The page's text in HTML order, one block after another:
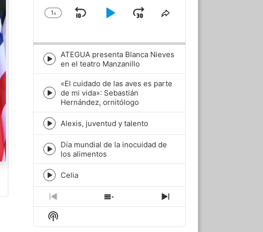
Change
1x
SkipPlayJumpShare
Episode
play
icon
ATEGUA presenta Blanca Nieves
en el teatro Manzanillo
Episode
play
icon
«El cuidado de las aves es parte
de mi vida»: Sebastián
Hernández, ornitólogo
Episode
play
icon
Alexis, juventud y talento
Episode
play
icon
Día mundial de la inocuidad de
los alimentos
Episode
play
icon
Celia
Previous
Episode
Show
Episodes
Next
Episode
Show
Podcast